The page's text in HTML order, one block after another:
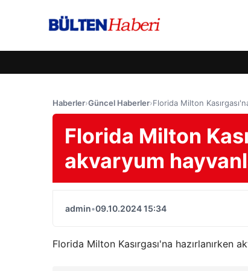
Haberler›Güncel Haberler›Florida Milton
Florida Milton
akvaryum
admin•09.10.2024 15:34
Florida Milton Kasırgası'na hazırlanırken